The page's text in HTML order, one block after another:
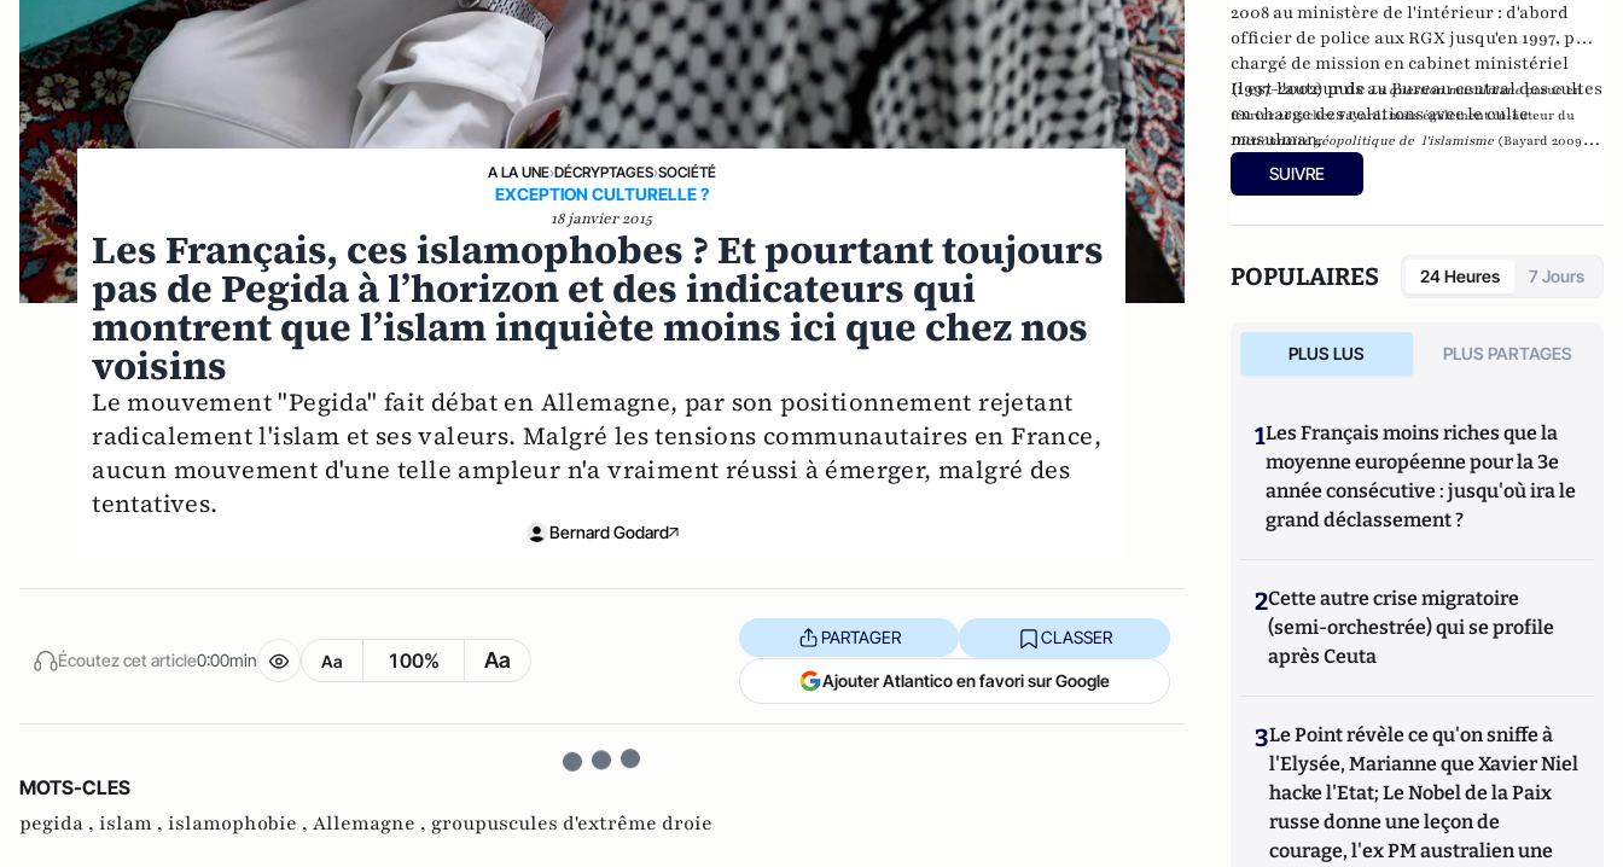
A LA UNE›DÉCRYPTAGES›SOCIÉTÉ
EXCEPTION CULTURELLE ?
18 janvier 2015
Les Français, ces islamophobes ? Et pourtant toujours
pas de Pegida à l’horizon et des indicateurs qui
montrent que l’islam inquiète moins ici que chez nos
voisins
Le mouvement "Pegida" fait débat en Allemagne, par son positionnement rejetant
radicalement l'islam et ses valeurs. Malgré les tensions communautaires en France,
aucun mouvement d'une telle ampleur n'a vraiment réussi à émerger, malgré des
tentatives.
Bernard Godard
Écoutez cet article0:00min Aa 100% Aa
PARTAGER CLASSER
Ajouter Atlantico en favori sur Google
MOTS-CLES
pegida , islam , islamophobie , Allemagne , groupuscules d'extrême droie
2008 au ministère de l'intérieur : d'abord
officier de police aux RGX jusqu'en 1997, puis
chargé de mission en cabinet ministériel
(1997-2002) puis au Bureau central des cultes
en charge des relations avec le culte
musulman.
Il est l'auteur deLa question musulmane parue en
février 2015 chez Fayard, maiségalement co-auteur du
Dictionnaire géopolitique de l'islamisme (Bayard 2009)
sous la direction d'Antoine Sfeir et de
France (Robert Laffont, 2007 réédition Hachette pluriel
SUIVRE
POPULAIRES 24 Heures 7 Jours
PLUS LUS PLUS PARTAGES
1Les Français moins riches que la
moyenne européenne pour la 3e
année consécutive : jusqu'où ira le
grand déclassement ?
2Cette autre crise migratoire
(semi-orchestrée) qui se profile
après Ceuta
3Le Point révèle ce qu'on sniffe à
l'Elysée, Marianne que Xavier Niel
hacke l'Etat; Le Nobel de la Paix
russe donne une leçon de
courage, l'ex PM australien une